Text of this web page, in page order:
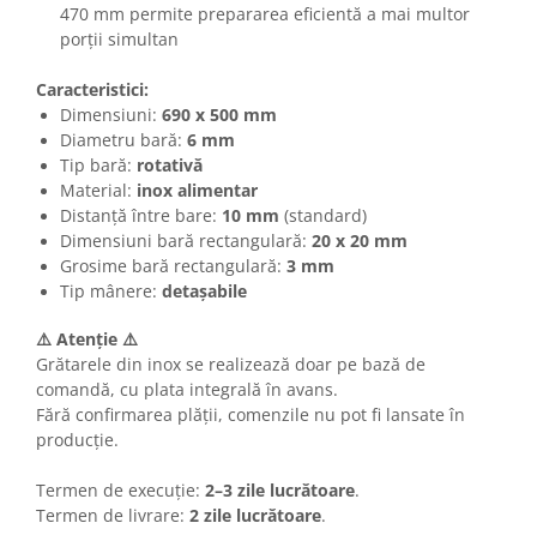
470 mm permite prepararea eficientă a mai multor
porții simultan
Caracteristici:
Dimensiuni: 690 x 500 mm
Diametru bară: 6 mm
Tip bară: rotativă
Material: inox alimentar
Distanță între bare: 10 mm (standard)
Dimensiuni bară rectangulară: 20 x 20 mm
Grosime bară rectangulară: 3 mm
Tip mânere: detașabile
⚠️ Atenție ⚠️
Grătarele din inox se realizează doar pe bază de
comandă, cu plata integrală în avans.
Fără confirmarea plății, comenzile nu pot fi lansate în
producție.
Termen de execuție: 2–3 zile lucrătoare.
Termen de livrare: 2 zile lucrătoare.